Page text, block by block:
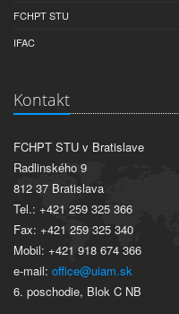
FCHPT STU
IFAC
Kontakt
FCHPT STU v Bratislave
Radlinského 9
812 37 Bratislava
Tel.: +421 259 325 366
Fax: +421 259 325 340
Mobil: +421 918 674 366
e-mail: office@uiam.sk
6. poschodie, Blok C NB